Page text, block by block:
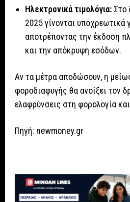
Ηλεκτρονικά τιμολόγια:Στο
2025 γίνονται υποχρεωτικά
αποτρέποντας την έκδοση
και την απόκρυψη εσόδων.
Αν τα μέτρα αποδώσουν, η
φοροδιαφυγής θα ανοίξει τον
ελαφρύνσεις στη φορολογία
Πηγή: newmoney.gr